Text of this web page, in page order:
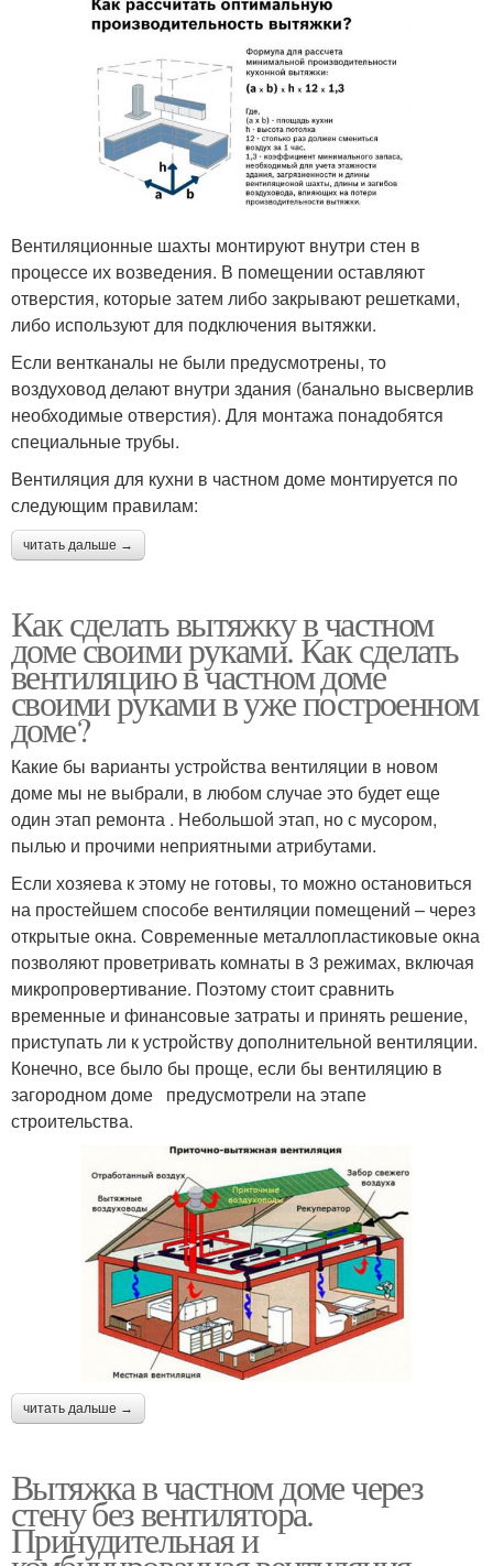
Вентиляционные шахты монтируют внутри стен в
процессе их возведения. В помещении оставляют
отверстия, которые затем либо закрывают решетками,
либо используют для подключения вытяжки.
Если вентканалы не были предусмотрены, то
воздуховод делают внутри здания (банально высверлив
необходимые отверстия). Для монтажа понадобятся
специальные трубы.
Вентиляция для кухни в частном доме монтируется по
следующим правилам:
читать дальше →
Как сделать вытяжку в частном
доме своими руками. Как сделать
вентиляцию в частном доме
своими руками в уже построенном
доме?
Какие бы варианты устройства вентиляции в новом
доме мы не выбрали, в любом случае это будет еще
один этап ремонта . Небольшой этап, но с мусором,
пылью и прочими неприятными атрибутами.
Если хозяева к этому не готовы, то можно остановиться
на простейшем способе вентиляции помещений – через
открытые окна. Современные металлопластиковые окна
позволяют проветривать комнаты в 3 режимах, включая
микропровертивание. Поэтому стоит сравнить
временные и финансовые затраты и принять решение,
приступать ли к устройству дополнительной вентиляции.
Конечно, все было бы проще, если бы вентиляцию в
загородном доме предусмотрели на этапе
строительства.
читать дальше →
Вытяжка в частном доме через
стену без вентилятора.
Принудительная и